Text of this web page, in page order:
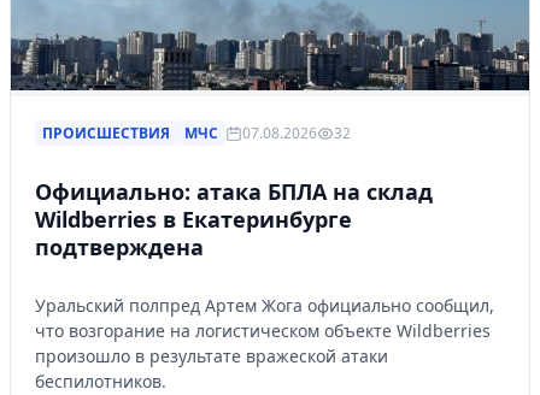
ПРОИСШЕСТВИЯ МЧС 07.08.2026 32
Официально: атака БПЛА на склад
Wildberries в Екатеринбурге
подтверждена
Уральский полпред Артем Жога официально сообщил,
что возгорание на логистическом объекте Wildberries
произошло в результате вражеской атаки
беспилотников.